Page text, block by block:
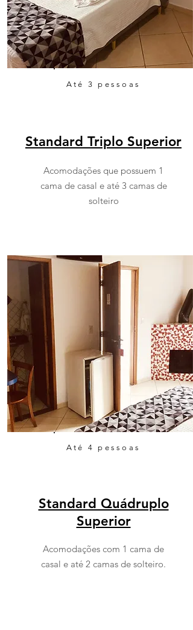
Até 3 pessoas
Standard Triplo Superior
Acomodações que possuem 1
cama de casal e até 3 camas de
solteiro
Até 4 pessoas
Standard Quádruplo
Superior
Acomodações com 1 cama de
casal e até 2 camas de solteiro.